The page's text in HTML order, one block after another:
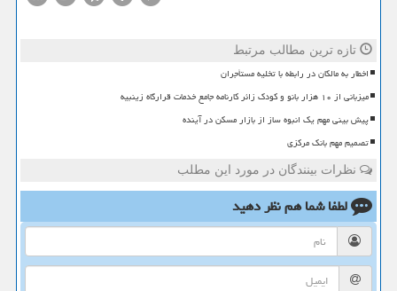
تازه ترین مطالب مرتبط
اخطار به مالکان در رابطه با تخلیه مستأجران
میزبانی از ۱۰ هزار بانو و کودک زائر کارنامه جامع خدمات قرارگاه زینبیه
پیش بینی مهم یک انبوه ساز از بازار مسکن در آینده
تصمیم مهم بانک مرکزی
نظرات بینندگان در مورد این مطلب
لطفا شما همنظر دهید